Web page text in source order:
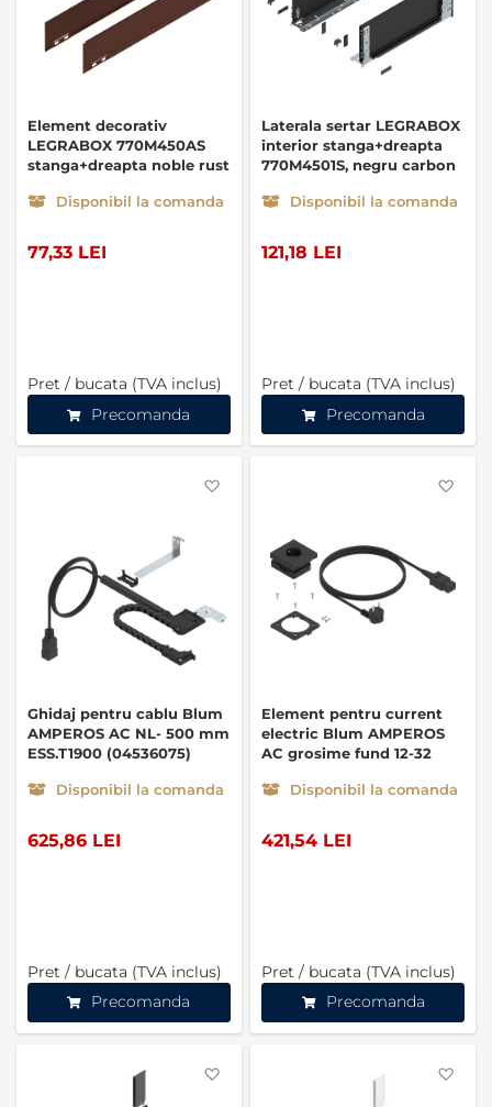
Element decorativ
LEGRABOX 770M450AS
stanga+dreapta noble rust
Disponibil la comanda
77,33 LEI
Pret / bucata (TVA inclus)
Precomanda
Laterala sertar LEGRABOX
interior stanga+dreapta
770M4501S, negru carbon
Disponibil la comanda
121,18 LEI
Pret / bucata (TVA inclus)
Precomanda
Ghidaj pentru cablu Blum
AMPEROS AC NL- 500 mm
ESS.T1900 (04536075)
Disponibil la comanda
625,86 LEI
Pret / bucata (TVA inclus)
Precomanda
Element pentru current
electric Blum AMPEROS
AC grosime fund 12-32
(03809138)
Disponibil la comanda
421,54 LEI
Pret / bucata (TVA inclus)
Precomanda